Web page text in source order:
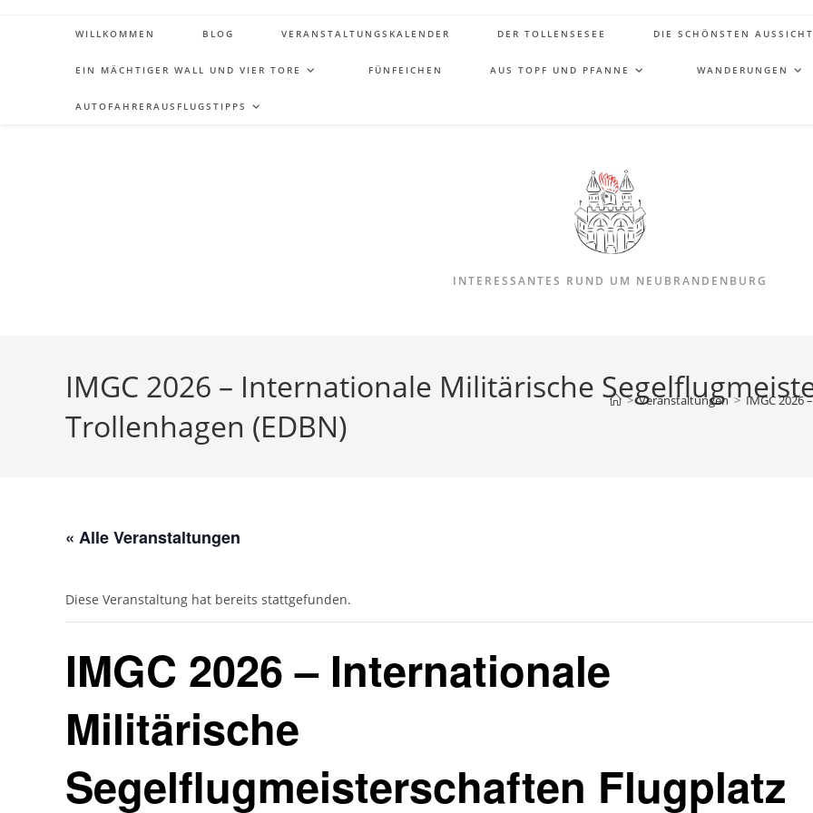
WILLKOMMEN BLOG VERANSTALTUNGSKALENDER DER TOLLENSESEE DIE SCHÖNSTEN
EIN MÄCHTIGER WALL UND VIER TORE FÜNFEICHEN AUS TOPF UND PFANNE WANDERUNGEN
AUTOFAHRERAUSFLUGSTIPPS
INTERESSANTES RUND UM NEUBRANDENBURG
IMGC 2026 – Internationale Militärische
Trollenhagen (EDBN)
> Veranstaltungen > IMGC 2026
« Alle Veranstaltungen
Diese Veranstaltung hat bereits stattgefunden.
IMGC 2026 – Internationale
Militärische
Segelflugmeisterschaften Flugplatz